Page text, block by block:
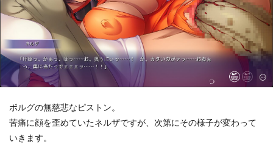
ボルグの無慈悲なピストン。
苦痛に顔を歪めていたネルザですが、次第にその様子が変わって
いきます。